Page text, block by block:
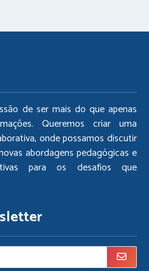
de ser mais do que apenas
Queremos criar uma
onde possamos discutir
abordagens pedagógicas e
para os desafios que